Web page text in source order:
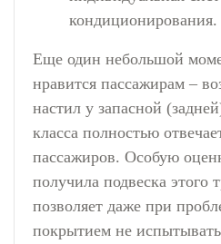
кондиционирования.
Еще один небольшой
нравится пассажирам –
настил у запасной
класса полностью
пассажиров. Особую
получила подвеска этого
позволяет даже при
покрытием не